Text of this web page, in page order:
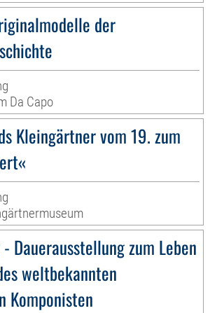
der
Da Capo
Kleingärtner vom 19. zum
Dauerausstellung zum Leben
weltbekannten
Komponisten